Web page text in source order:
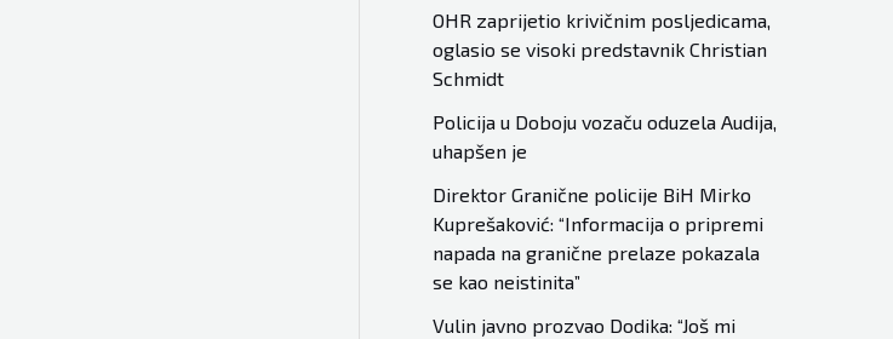
OHR zaprijetio krivičnim posljedicama,
oglasio se visoki predstavnik Christian
Schmidt
Policija u Doboju vozaču oduzela Audija,
uhapšen je
Direktor Granične policije BiH Mirko
Kuprešaković: “Informacija o pripremi
napada na granične prelaze pokazala
se kao neistinita”
Vulin javno prozvao Dodika: “Još mi